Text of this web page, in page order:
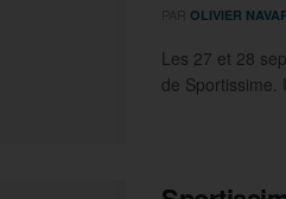
OLIVIER
Les 27 et 28
de Sportissime.